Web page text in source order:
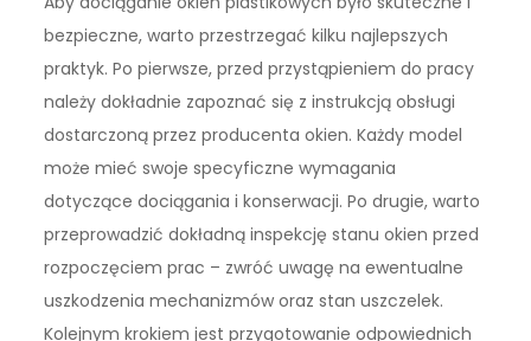
bezpieczne, warto przestrzegać kilku najlepszych
praktyk. Po pierwsze, przed przystąpieniem do pracy
należy dokładnie zapoznać się z instrukcją obsługi
dostarczoną przez producenta okien. Każdy model
może mieć swoje specyficzne wymagania
dotyczące dociągania i konserwacji. Po drugie, warto
przeprowadzić dokładną inspekcję stanu okien przed
rozpoczęciem prac – zwróć uwagę na ewentualne
uszkodzenia mechanizmów oraz stan uszczelek.
Kolejnym krokiem jest przygotowanie odpowiednich